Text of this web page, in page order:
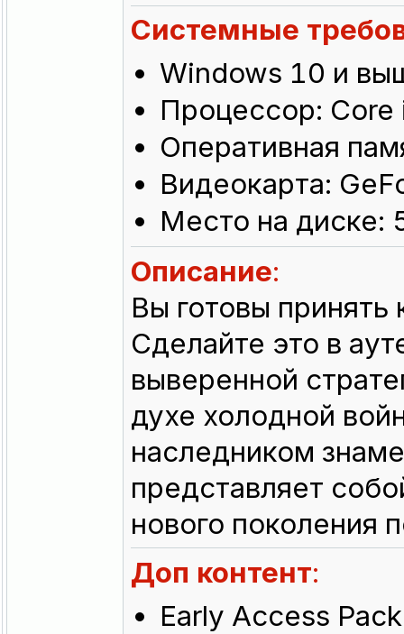
Системные
Windows 10 и
Процессор:
Оперативная
Видеокарта:
Место на диске:
Описание:
Вы готовы принять
Сделайте это в
выверенной
духе холодной
наследником
представляет
нового поколения
Доп контент:
Early Access Pack